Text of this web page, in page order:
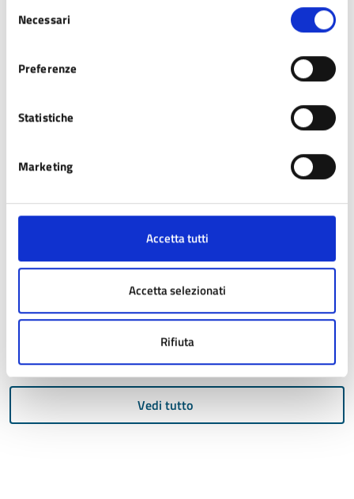
delNecessari
Preferenze
Statistiche
Marketing
Accetta tutti
Accetta selezionati
Rifiuta
Luoghi in evidenza
Biblioteca comunale Giovanni
Santini
CEM Centro Museale
Montecuccolo
Centro Tennis / Piscine comunali
Vedi tutto